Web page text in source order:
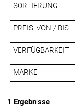
SORTIERUNG
PREIS: VON / BIS
VERFÜGBARKEIT
MARKE
1 Ergebnisse